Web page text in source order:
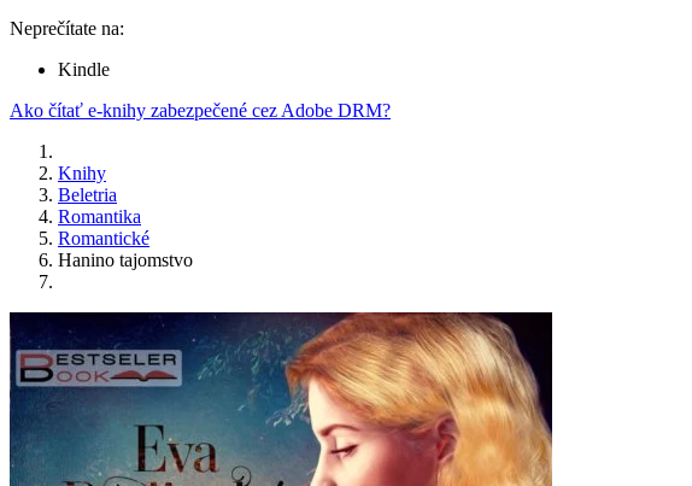
Neprečítate na:
Kindle
Ako čítať e-knihy zabezpečené cez Adobe DRM?
Knihy
Beletria
Romantika
Romantické
Hanino tajomstvo